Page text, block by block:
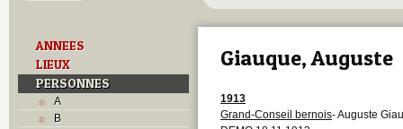
ANNEES
LIEUX
PERSONNES
A
B
Giauque, Auguste
1913
Grand-Conseil bernois- Auguste